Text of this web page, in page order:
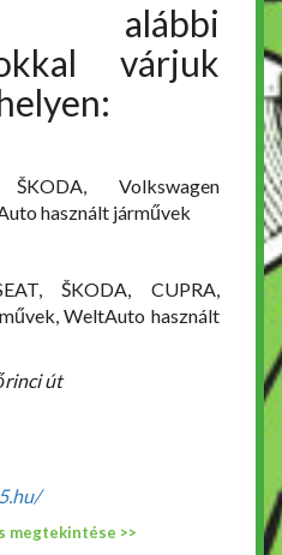
várjuk
Volkswagen
használt járművek
ŠKODA, CUPRA,
WeltAuto használt
út
megtekintése >>